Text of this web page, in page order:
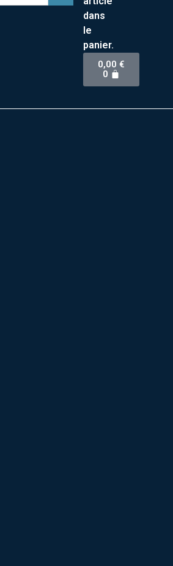
dans
le
panier.
0,00€
0